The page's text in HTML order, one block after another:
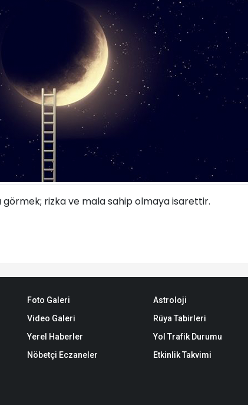
görmek; rizka ve mala sahip olmaya isarettir.
Foto Galeri
Video Galeri
Yerel Haberler
Nöbetçi Eczaneler
Astroloji
Rüya Tabirleri
Yol Trafik Durumu
Etkinlik Takvimi